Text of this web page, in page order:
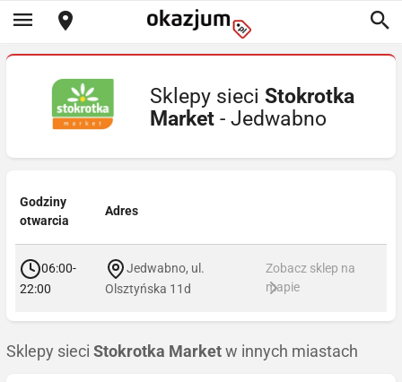
Sklepy sieci Stokrotka
Market - Jedwabno
Godziny
otwarcia
Adres
06:00-
22:00
Jedwabno, ul.
Olsztyńska 11d
Zobacz sklep na
mapie
Sklepy sieci Stokrotka Market w innych miastach